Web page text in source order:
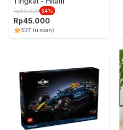
Rp69.000 34%
Rp45.000
527 (ulasan)